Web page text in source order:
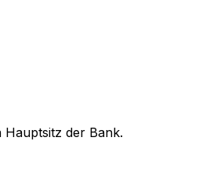
Hauptsitz der Bank.